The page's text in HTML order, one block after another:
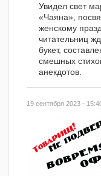
19 сентября 2023 -
Увидел свет
«Чаяна»,
женскому
читательниц
букет,
смешных
анекдотов.